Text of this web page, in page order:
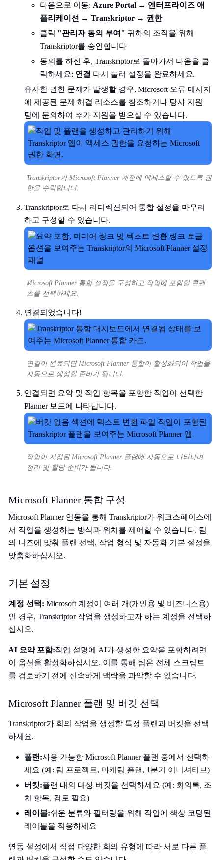
다음으로 이동: Azure Portal → 엔터프라이즈 애
플리케이션 → Transkriptor → 권한
클릭 "관리자 동의 부여" 귀하의 조직을 위해
Transkriptor를 승인합니다
동의를 하신 후, Transkriptor로 돌아가서 다음을 클
릭하세요: 연결 다시 눌러 설정을 완료하세요.
유사한 권한 문제가 발생할 경우, Microsoft 오류 메시지
에 제공된 문제 해결 리소스를 참조하거나 당사 지원
팀에 문의하여 추가 지원을 받으실 수 있습니다.
Transkriptor가 Microsoft Planner 계정에 액세스할 수 있도록 권
한을 수락합니다.
Transkriptor로 다시 리디렉션되어 통합 설정을 마무리
하고 구성할 수 있습니다.
Microsoft Planner 통합 설정을 구성하고 작업에 포함할 콘텐
츠를 선택하세요.
연결되었습니다!
연결이 완료되면 Microsoft Planner 통합이 활성화되어 작업을
자동으로 생성할 준비가 됩니다.
연결되면 요약 및 작업 항목을 포함한 작업이 선택한
Planner 보드에 나타납니다.
작업이 지정된 Microsoft Planner 플랜에 자동으로 나타나며
정리 및 할당 준비가 됩니다.
Microsoft Planner 통합 구성
Microsoft Planner 연동을 통해 Transkriptor가 워크스페이스에
서 작업을 생성하는 방식과 위치를 제어할 수 있습니다. 팀
의 니즈에 맞춰 플랜 선택, 작업 형식 및 자동화 기본 설정을
맞춤화하십시오.
기본 설정
계정 선택: Microsoft 계정이 여러 개(개인용 및 비즈니스용)
인 경우, Transkriptor 작업을 생성하고자 하는 계정을 선택하
십시오.
AI 요약 포함:작업 설명에 AI가 생성한 요약을 포함하려면
이 옵션을 활성화하십시오. 이를 통해 팀은 전체 스크립트
를 검토하기 전에 신속하게 맥락을 파악할 수 있습니다.
Microsoft Planner 플랜 및 버킷 선택
Transkriptor가 회의 작업을 생성할 특정 플랜과 버킷을 선택
하세요.
플랜:사용 가능한 Microsoft Planner 플랜 중에서 선택하
세요 (예: 팀 프로젝트, 마케팅 플랜, 1분기 이니셔티브)
버킷:플랜 내의 대상 버킷을 선택하세요 (예: 회의록, 조
치 항목, 검토 필요)
레이블:쉬운 분류와 필터링을 위해 작업에 색상 코딩된
레이블을 적용하세요
연동 설정에서 직접 다양한 회의 유형에 따라 서로 다른 플